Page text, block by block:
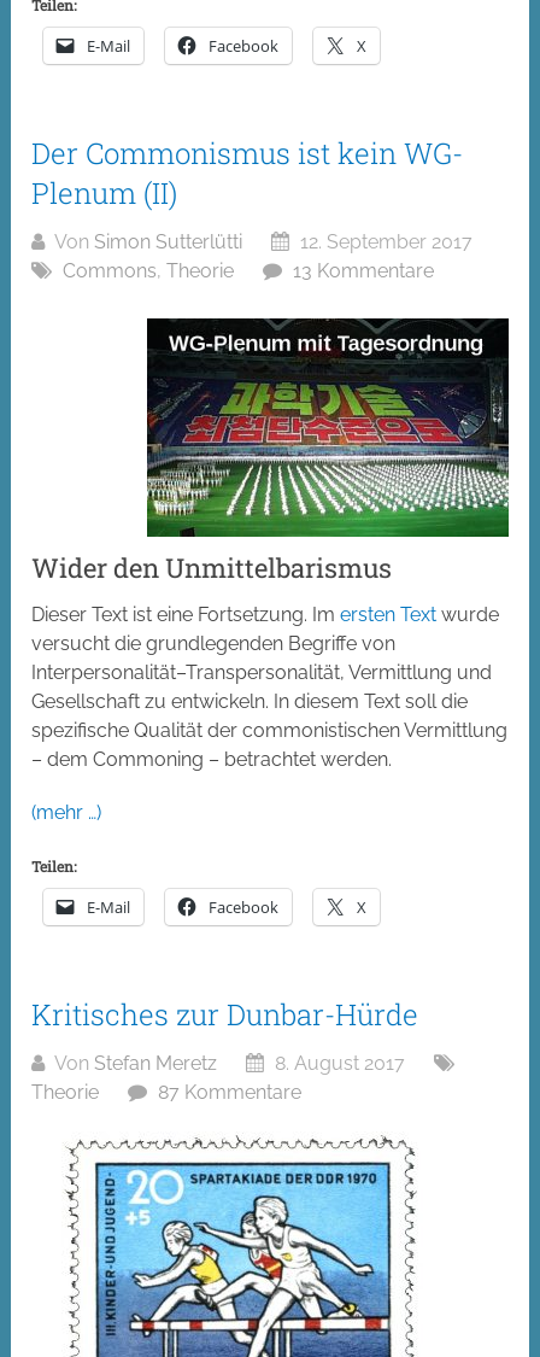
Teilen:
E-Mail Facebook X
Der Commonismus ist kein WG-
Plenum (II)
Von Simon Sutterlütti
12. September 2017
Commons,Theorie 13 Kommentare
Wider den Unmittelbarismus
Dieser Text ist eine Fortsetzung. Imersten Text wurde
versucht die grundlegenden Begriffe von
Interpersonalität–Transpersonalität, Vermittlung und
Gesellschaft zu entwickeln. In diesem Text soll die
spezifische Qualität der commonistischen Vermittlung
– dem Commoning – betrachtet werden.
(mehr …)
Teilen:
E-Mail Facebook X
Kritisches zur Dunbar-Hürde
Von Stefan Meretz
8. August 2017
Theorie
87 Kommentare